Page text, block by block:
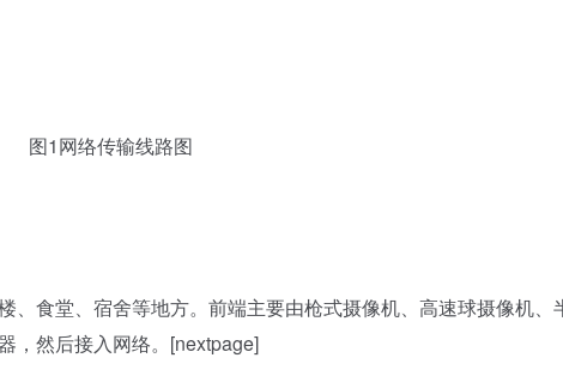
图1网络传输线路图
食堂、宿舍等地方。前端主要由枪式摄像机、高速球摄像机、
，然后接入网络。[nextpage]